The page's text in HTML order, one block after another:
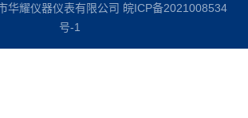
华耀仪器仪表有限公司 皖ICP备2021008534
号-1